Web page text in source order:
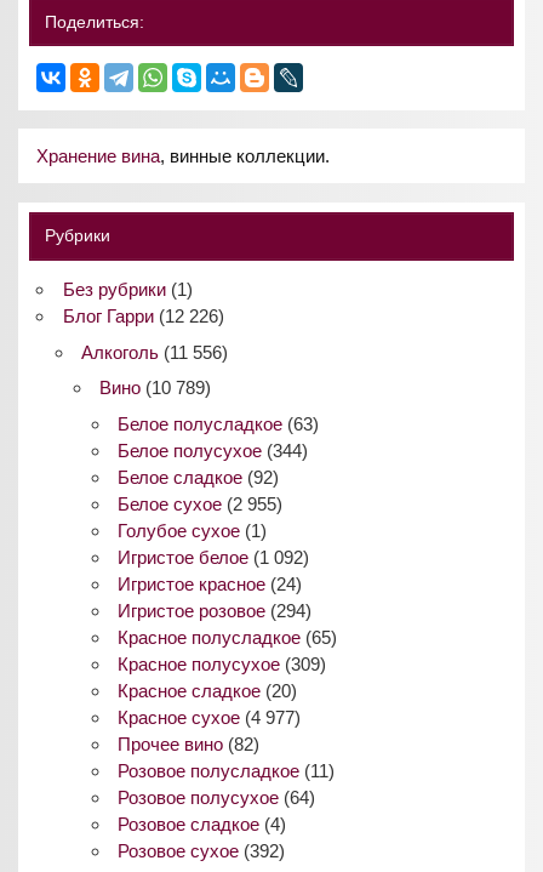
Поделиться:
Хранение вина, винные коллекции.
Рубрики
Без рубрики(1)
Блог Гарри(12 226)
Алкоголь(11 556)
Вино(10 789)
Белое полусладкое (63)
Белое полусухое (344)
Белое сладкое (92)
Белое сухое (2 955)
Голубое сухое (1)
Игристое белое (1 092)
Игристое красное (24)
Игристое розовое (294)
Красное полусладкое (65)
Красное полусухое (309)
Красное сладкое (20)
Красное сухое (4 977)
Прочее вино (82)
Розовое полусладкое (11)
Розовое полусухое (64)
Розовое сладкое (4)
Розовое сухое (392)